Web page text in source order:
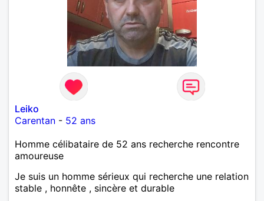
Leiko
Carentan - 52 ans
Homme célibataire de 52 ans recherche rencontre
amoureuse
Je suis un homme sérieux qui recherche une relation
stable , honnête , sincère et durable